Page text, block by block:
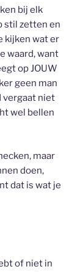
bij elk
stil zetten en
kijken wat er
waard, want
op JOUW
geen man
vergaat niet
wel bellen
maar
doen,
dat is wat je
of niet in